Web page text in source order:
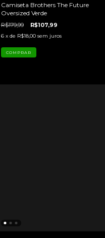
Camiseta Brothers The Future
Oversized Verde
R$179,99 R$107,99
6 x de R$18,00 sem juros
COMPRAR